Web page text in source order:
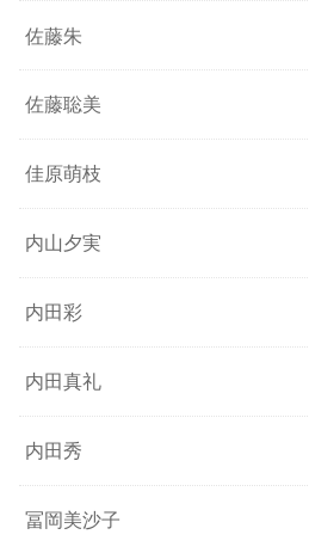
佐藤朱
佐藤聡美
佳原萌枝
内山夕実
内田彩
内田真礼
内田秀
冨岡美沙子